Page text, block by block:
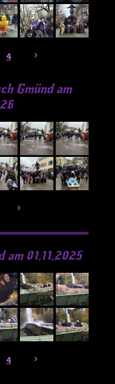
4
Gmünd am
01.11.2025
4